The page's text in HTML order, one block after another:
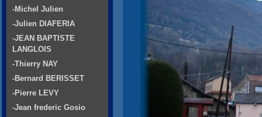
-Michel Julien
-Julien DIAFERIA
-JEAN BAPTISTE
LANGLOIS
-Thierry NAY
-Bernard BERISSET
-Pierre LEVY
-Jean frederic Gosio